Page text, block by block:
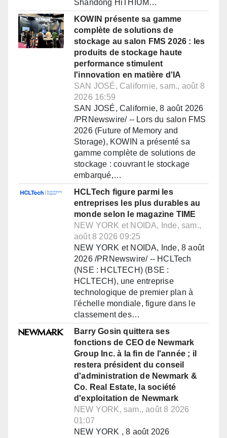
Shandong HiTHIUM…
KOWIN présente sa gamme
complète de solutions de
stockage au salon FMS 2026 : les
produits de stockage haute
performance stimulent
l'innovation en matière d'IA
SAN JOSÉ, Californie, sam., août 8
2026 16:59
SAN JOSÉ, Californie, 8 août 2026
/PRNewswire/ -- Lors du salon FMS
2026 (Future of Memory and
Storage), KOWIN a présenté sa
gamme complète de solutions de
stockage : couvrant le stockage
embarqué,…
HCLTech figure parmi les
entreprises les plus durables au
monde selon le magazine TIME
NEW YORK et NOIDA, Inde, sam.,
août 8 2026 09:25
NEW YORK et NOIDA, Inde, 8 août
2026 /PRNewswire/ -- HCLTech
(NSE : HCLTECH) (BSE :
HCLTECH), une entreprise
technologique de premier plan à
l'échelle mondiale, figure dans le
classement des…
Barry Gosin quittera ses
fonctions de CEO de Newmark
Group Inc. à la fin de l'année ; il
restera président du conseil
d'administration de Newmark &
Co. Real Estate, la société
d'exploitation de Newmark
NEW YORK, sam., août 8 2026
01:07
NEW YORK , 8 août 2026